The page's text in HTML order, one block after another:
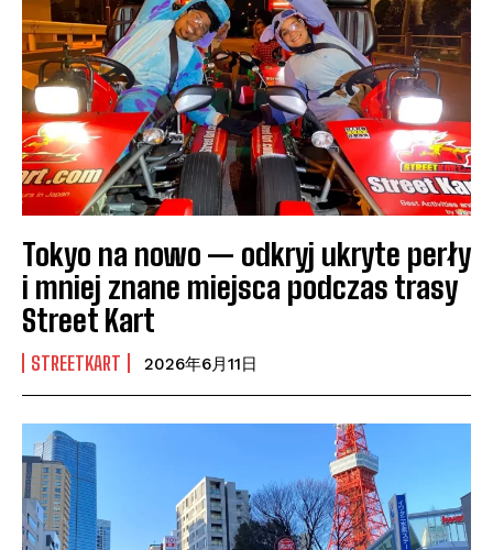
Tokyo na nowo — odkryj ukryte perły
i mniej znane miejsca podczas trasy
Street Kart
STREETKART 2026年6月11日